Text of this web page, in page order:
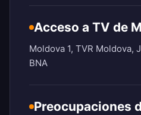
Acceso a TV de
Moldova 1, TVR Moldova,
BNA
Preocupaciones